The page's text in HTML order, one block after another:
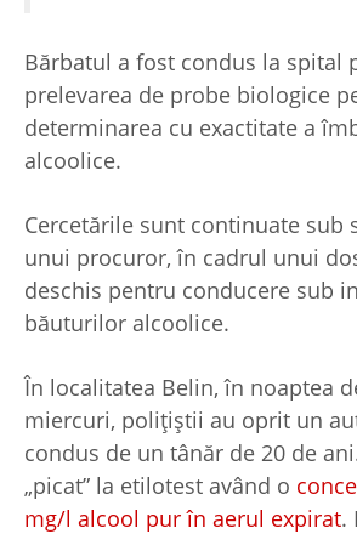
Bărbatul a fost condus la spital
prelevarea de probe biologice
determinarea cu exactitate a
alcoolice.
Cercetările sunt continuate sub
unui procuror, în cadrul unui
deschis pentru conducere sub
băuturilor alcoolice.
În localitatea Belin, în noaptea
miercuri, polițiștii au oprit un
condus de un tânăr de 20 de
„picat” la etilotest având o
mg/l alcool pur în aerul expirat.